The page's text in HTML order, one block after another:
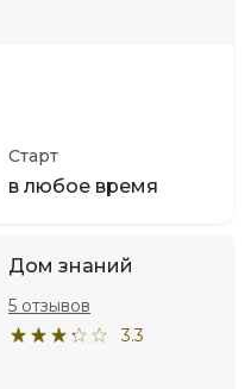
Старт
в любое время
Дом знаний
3.3
5 отзывов